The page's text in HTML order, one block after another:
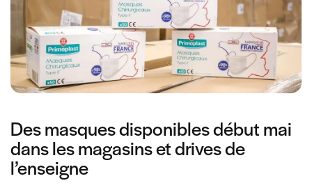
Des masques disponibles début mai
dans les magasins et drives de
l’enseigne